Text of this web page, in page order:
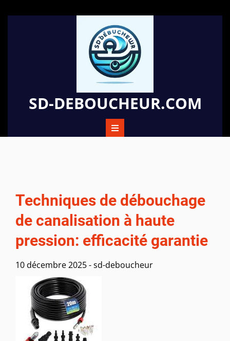
au
SD-DEBOUCHEUR.COM
Techniques de débouchage
de canalisation à haute
pression: efficacité garantie
10 décembre 2025-sd-deboucheur